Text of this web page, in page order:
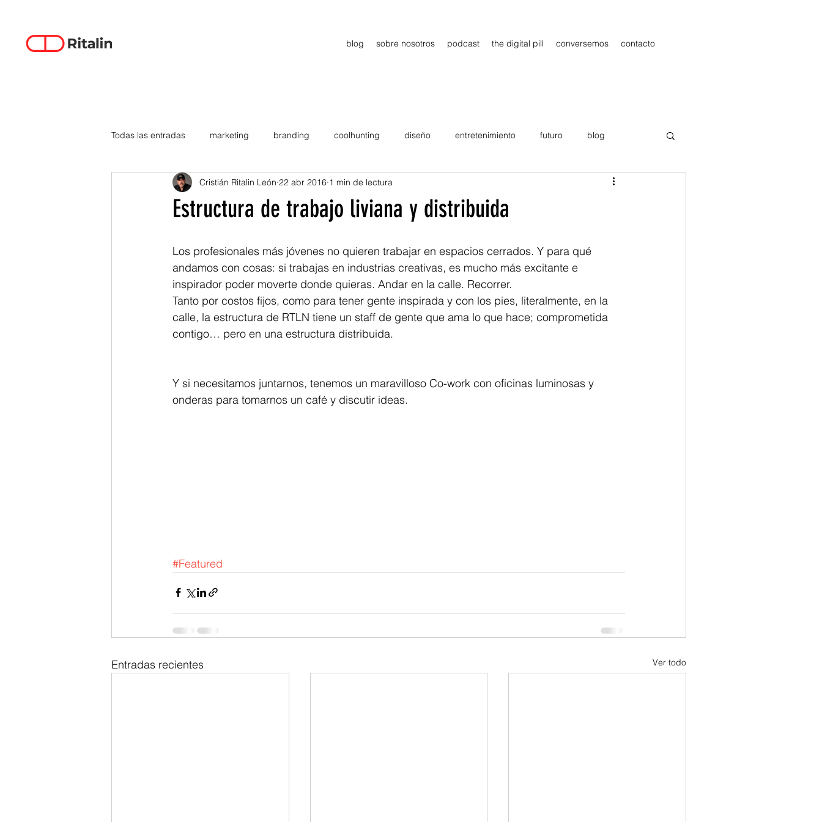
blog sobre nosotros podcast the digital pill conversemos contacto
Todas las entradas marketing branding coolhunting diseño entretenimiento futuro blog
data-driven creativity emprendimiento estrategia Publicidad
Estructura de trabajo liviana y distribuida
Cristián Ritalin León 22 abr 2016 1 min de lectura
Los profesionales más jóvenes no quieren trabajar en espacios cerrados. Y para qué
andamos con cosas: si trabajas en industrias creativas, es mucho más excitante e
inspirador poder moverte donde quieras. Andar en la calle. Recorrer.
Tanto por costos fijos, como para tener gente inspirada y con los pies, literalmente, en la
calle, la estructura de RTLN tiene un staff de gente que ama lo que hace; comprometida
contigo… pero en una estructura distribuida.
Y si necesitamos juntarnos, tenemos un maravilloso Co-work con oficinas luminosas y
onderas para tomarnos un café y discutir ideas.
#Featured
Entradas recientes Ver todo